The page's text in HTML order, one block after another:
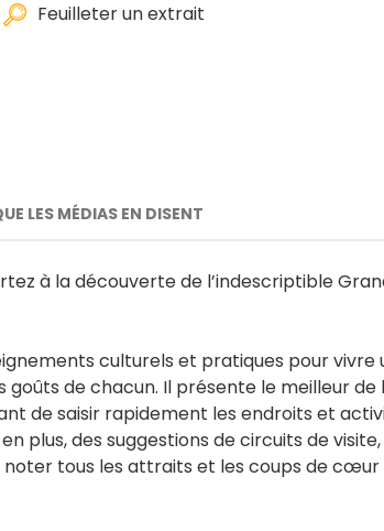
Feuilleter un extrait
LES MÉDIAS EN DISENT
à la découverte de l’indescriptible
culturels et pratiques pour
de chacun. Il présente le meilleur de
de saisir rapidement les endroits et
plus, des suggestions de circuits de
tous les attraits et les coups de cœur